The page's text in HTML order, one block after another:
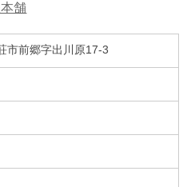
舗
市前郷字出川原17-3